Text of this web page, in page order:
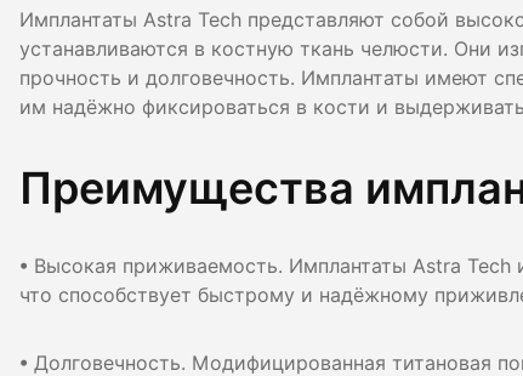
Имплантаты Astra Tech представляют собой
устанавливаются в костную ткань челюсти. Они
прочность и долговечность. Имплантаты имеют
им надёжно фиксироваться в кости и
Преимущества
• Высокая приживаемость. Имплантаты Astra
что способствует быстрому и надёжному
• Долговечность. Модифицированная титановая